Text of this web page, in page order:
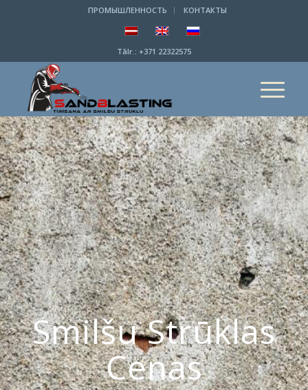
ПРОМЫШЛЕННОСТЬ КОНТАКТЫ
Tālr.: +371 22322575
Smilšu Strūklas
Cenas